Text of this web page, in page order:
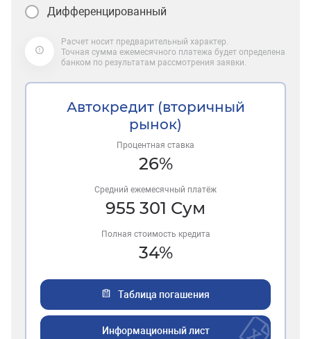
Дифференцированный
Расчет носит предварительный характер.
Точная сумма ежемесячного платежа будет определена
банком по результатам рассмотрения заявки.
Автокредит (вторичный
рынок)
Процентная ставка
26%
Средний ежемесячный платёж
955 301 Сум
Полная стоимость кредита
34%
Таблица погашения
Информационный лист